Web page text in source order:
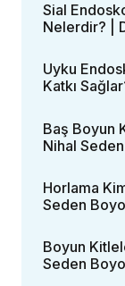
Sial
Nelerdir? |
Uyku
Katkı
Baş Boyun
Nihal
Horlama
Seden
Boyun
Seden